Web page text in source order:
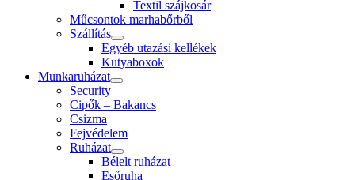
Textil szájkosár
Műcsontok marhabőrből
Szállítás
Egyéb utazási kellékek
Kutyaboxok
Munkaruházat
Security
Cipők – Bakancs
Csizma
Fejvédelem
Ruházat
Bélelt ruházat
Esőruha